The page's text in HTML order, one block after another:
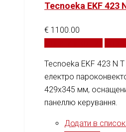
Tecnoeka EKF 423
€ 1100.00
Tecnoeka EKF 423 N
електро
429x345 мм,
панеллю керування.
Додати в